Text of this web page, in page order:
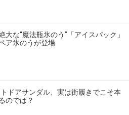
大な“魔法瓶氷のう”「アイスパック」
ア氷のうが登場
ドアサンダル、実は街履きでこそ本
のでは？